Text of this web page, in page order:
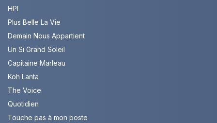
HPI
Plus Belle La Vie
Demain Nous Appartient
Un Si Grand Soleil
Capitaine Marleau
Koh Lanta
The Voice
Quotidien
Touche pas à mon poste